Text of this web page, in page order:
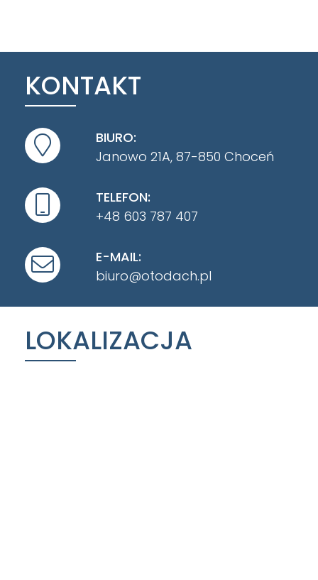
KONTAKT
BIURO:
Janowo 21A, 87-850 Choceń
TELEFON:
+48 603 787 407
E-MAIL:
biuro@otodach.pl
LOKALIZACJA